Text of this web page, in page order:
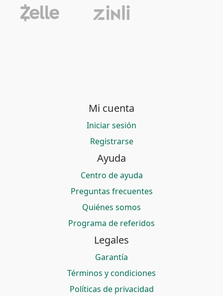
Mi cuenta
Iniciar sesión
Registrarse
Ayuda
Centro de ayuda
Preguntas frecuentes
Quiénes somos
Programa de referidos
Legales
Garantía
Términos y condiciones
Políticas de privacidad